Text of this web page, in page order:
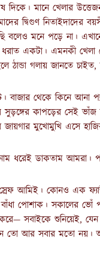
মানে খেলার
দ্বিগুণ নিতাইদাদের
বলেও মনে পড়ে না।
একটা। এমনকী
ঠান্ডা গলায় জানতে
বাজার থেকে কিনে আনা
সুড়ঙ্গের কাপড়ের
মুখোমুখি এসে
ধরেই ডাকতাম আমরা।
আমিই। কোনও এক
বাঁধা পোশাক।
সবাইকে শুনিয়েই,
তো আর সবার মতো নয়।